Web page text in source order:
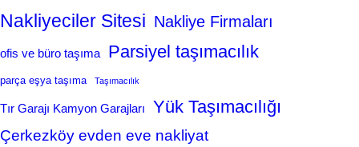
Nakliyeciler Sitesi Nakliye Firmaları
ofis ve büro taşıma Parsiyel taşımacılık
parça eşya taşıma Taşımacılık
Tır Garajı Kamyon Garajları Yük Taşımacılığı
Çerkezköy evden eve nakliyat